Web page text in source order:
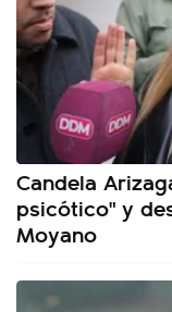
Candela
psicótico" y
Moyano